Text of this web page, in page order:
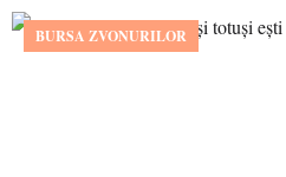
BURSA ZVONURILOR